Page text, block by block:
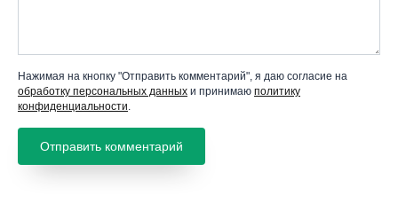
Нажимая на кнопку "Отправить комментарий", я даю согласие на
обработку персональных данных и принимаю политику
конфиденциальности.